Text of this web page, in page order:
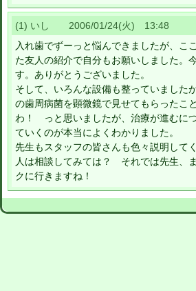
(1) いし 2006/01/24(火) 13:48
入れ歯でずーっと悩んできましたが、こ
た友人の紹介で自分もお願いしました。
す。ありがとうございました。
そして、いろんな設備も整っていました
の歯周病菌を顕微鏡で見せてもらったこ
わ！ っと思いましたが、治療が進むに
ていくのが本当によくわかりました。
先生もスタッフの皆さんも色々説明して
人は相談してみては？ それでは先生、
クに行きますね！